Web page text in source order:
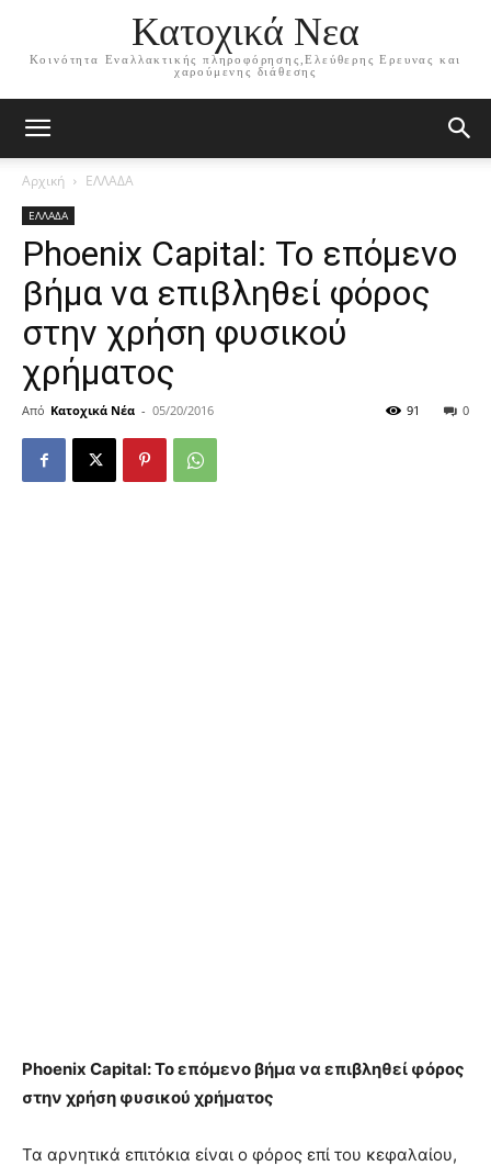
Κατοχικά Νεα
Κοινότητα Εναλλακτικής πληροφόρησης,Ελεύθερης Ερευνας και
χαρούμενης διάθεσης
Αρχική ΕΛΛΑΔΑ
ΕΛΛΑΔΑ
Phoenix Capital: Το επόμενο
βήμα να επιβληθεί φόρος
στην χρήση φυσικού
χρήματος
Από Κατοχικά Νέα - 05/20/2016 0
91
Phoenix Capital: Το επόμενο βήμα να επιβληθεί φόρος
στην χρήση φυσικού χρήματος
Τα αρνητικά επιτόκια είναι ο φόρος επί του κεφαλαίου,